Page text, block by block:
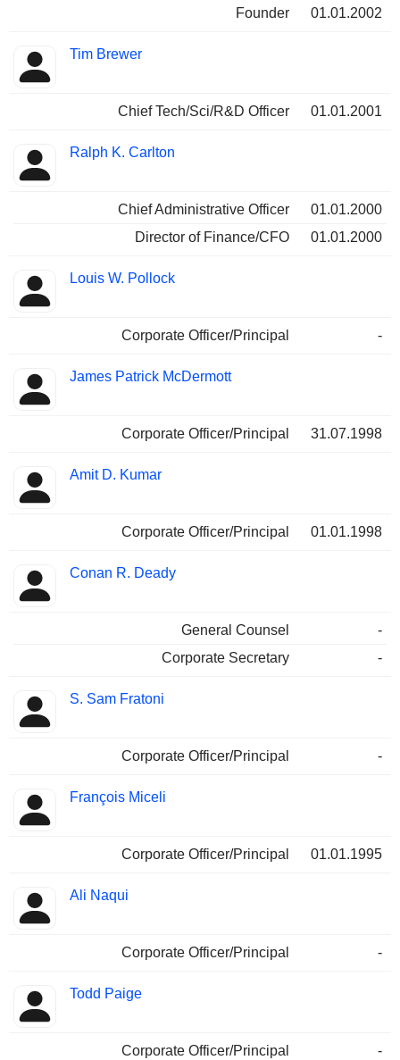
Founder 01.01.2002
Tim Brewer
Chief Tech/Sci/R&D Officer 01.01.2001
Ralph K. Carlton
Chief Administrative Officer
01.01.2000
Director of Finance/CFO
01.01.2000
Louis W. Pollock
Corporate Officer/Principal -
James Patrick McDermott
Corporate Officer/Principal 31.07.1998
Amit D. Kumar
Corporate Officer/Principal 01.01.1998
Conan R. Deady
General Counsel
-
Corporate Secretary
-
S. Sam Fratoni
Corporate Officer/Principal -
François Miceli
Corporate Officer/Principal 01.01.1995
Ali Naqui
Corporate Officer/Principal -
Todd Paige
Corporate Officer/Principal -